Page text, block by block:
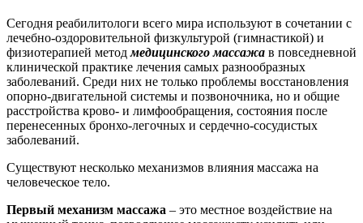
Сегодня реабилитологи всего мира используют в сочетании с
лечебно-оздоровительной физкультурой (гимнастикой) и
физиотерапией методмедицинского массажа в повседневной
клинической практике лечения самых разнообразных
заболеваний. Среди них не только проблемы восстановления
опорно-двигательной системы и позвоночника, но и общие
расстройства крово- и лимфообращения, состояния после
перенесенных бронхо-легочных и сердечно-сосудистых
заболеваний.
Существуют несколько механизмов влияния массажа на
человеческое тело.
Первый механизм массажа – это местное воздействие на